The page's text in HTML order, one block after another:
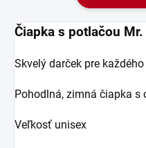
Čiapka s potlačou Mr.
Skvelý darček pre
Pohodlná, zimná čiapka
Veľkosť unisex